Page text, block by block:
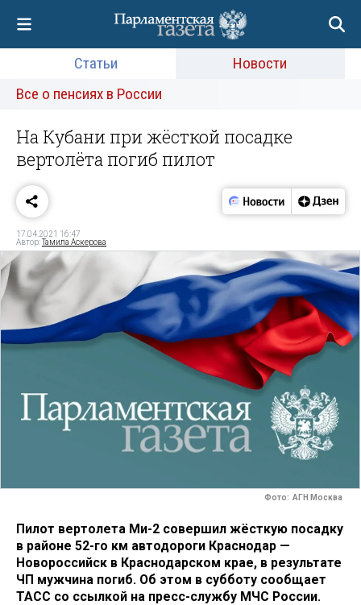
Статьи
Новости
Все о пенсиях в России
На Кубани при жёсткой посадке
вертолёта погиб пилот
17.04.2021 16:47
Автор:Тамила Аскерова
Фото: АГН Москва
Пилот вертолета Ми-2 совершил жёсткую посадку
в районе 52-го км автодороги Краснодар —
Новороссийск в Краснодарском крае, в результате
ЧП мужчина погиб. Об этом в субботу сообщает
ТАСС со ссылкой на пресс-службу МЧС России.